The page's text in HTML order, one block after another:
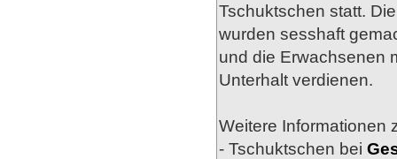
Tschuktschen statt.
wurden sesshaft
und die Erwachsenen
Unterhalt verdienen.
Weitere Informationen
- Tschuktschen bei